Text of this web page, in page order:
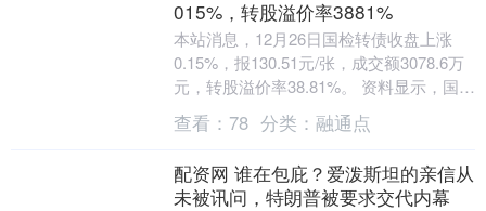
015%，转股溢价率3881%
本站消息，12月26日国检转债收盘上涨
0.15%，报130.51元/张，成交额3078.6万
元，转股溢价率38.81%。 资料显示，国检
转债信用级别为“AA+”....
查看： 78 分类： 融通点
配资网 谁在包庇？爱泼斯坦的亲信从
未被讯问，特朗普被要求交代内幕